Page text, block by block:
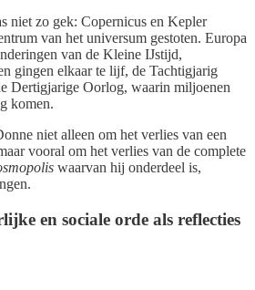
niet zo gek: Copernicus en Kepler
van het universum gestoten. Europa
van de Kleine IJstijd,
gingen elkaar te lijf, de Tachtigjarig
Dertigjarige Oorlog, waarin miljoenen
komen.
niet alleen om het verlies van een
vooral om het verlies van de complete
waarvan hij onderdeel is,
en sociale orde als reflecties